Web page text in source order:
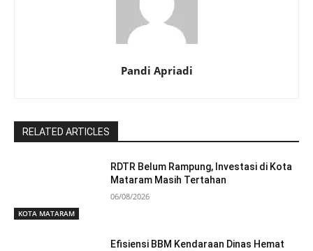
Pandi Apriadi
RELATED ARTICLES
KOTA MATARAM
RDTR Belum Rampung, Investasi di Kota
Mataram Masih Tertahan
06/08/2026
Efisiensi BBM Kendaraan Dinas Hemat